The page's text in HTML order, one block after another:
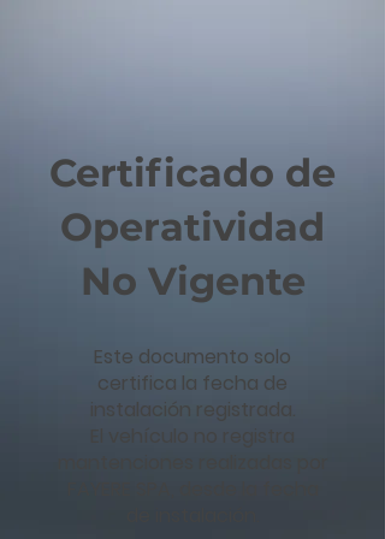
Certificado de
Operatividad
No Vigente
Este documento solo
certifica la fecha de
instalación registrada.
El vehículo no registra